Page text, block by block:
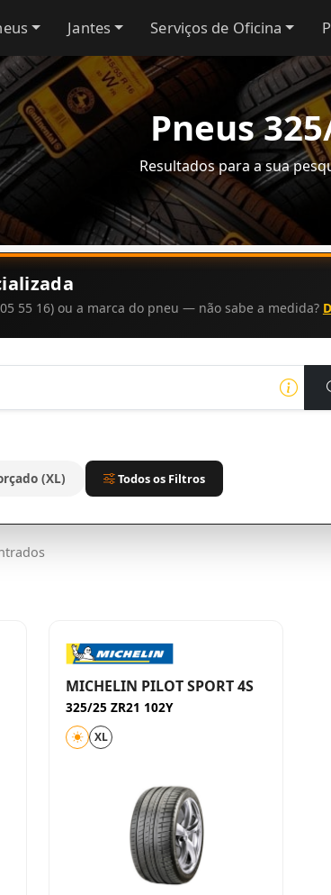
Jantes Serviços de Oficina
Pneus
Resultados para a sua
55 16) ou a marca do pneu — não sabe a medida?
(XL) Todos os Filtros
MICHELIN PILOT SPORT 4S
325/25 ZR21 102Y
XL